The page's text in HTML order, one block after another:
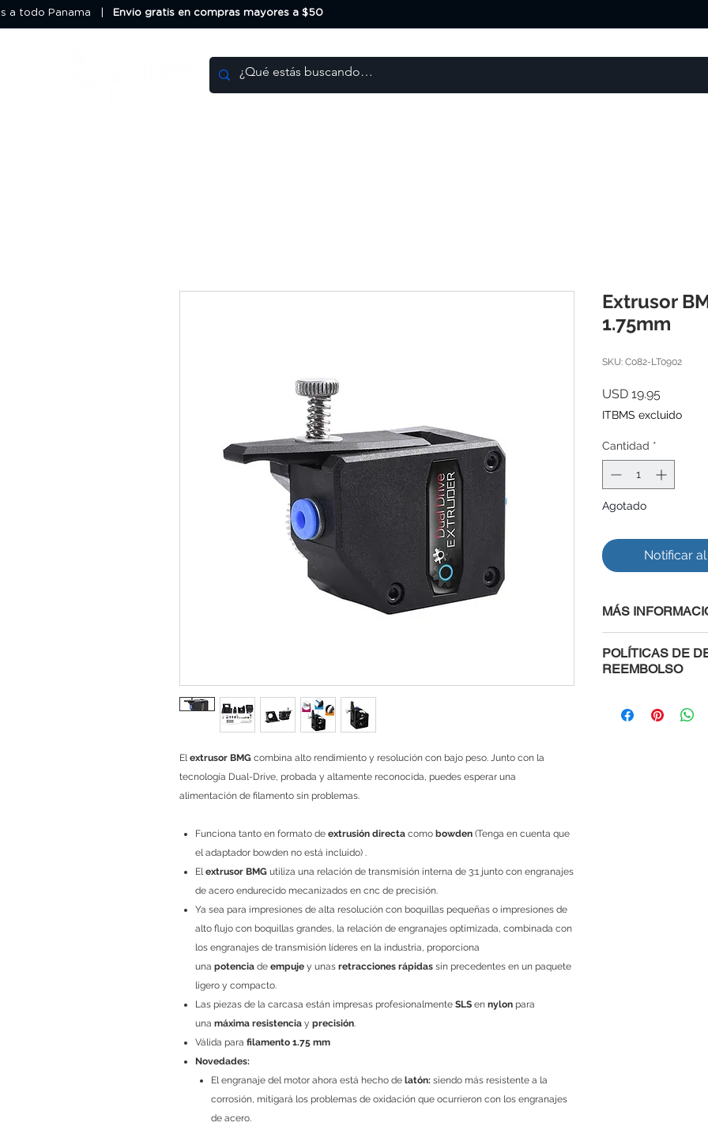
a todo Panama | Envio gratis en compras mayores a $50
Elextrusor BMG combina alto rendimiento y resolución con bajo peso. Junto con la
tecnología Dual-Drive, probada y altamente reconocida, puedes esperar una
alimentación de filamento sin problemas.
Funciona tanto en formato de extrusión directa como bowden (Tenga en cuenta que
el adaptador bowden no está incluido) .
Elextrusor BMG utiliza una relación de transmisión interna de 3:1 junto con engranajes
de acero endurecido mecanizados en cnc de precisión.
Ya sea para impresiones de alta resolución con boquillas pequeñas o impresiones de
alto flujo con boquillas grandes, la relación de engranajes optimizada, combinada con
los engranajes de transmisión líderes en la industria, proporciona
una potencia de empuje y unas retracciones rápidas sin precedentes en un paquete
ligero y compacto.
Las piezas de la carcasa están impresas profesionalmente SLS en nylon para
una máxima resistencia y precisión.
Válida para filamento 1.75 mm
Novedades:
El engranaje del motor ahora está hecho de latón: siendo más resistente a la
corrosión, mitigará los problemas de oxidación que ocurrieron con los engranajes
de acero.
Extrusor
1.75mm
SKU: C082-LT0902
USD 19.95
ITBMS excluido
Cantidad *
Agotado
Notificar
MÁS
POLÍTICAS DE
REEMBOLSO
que si un módulo,